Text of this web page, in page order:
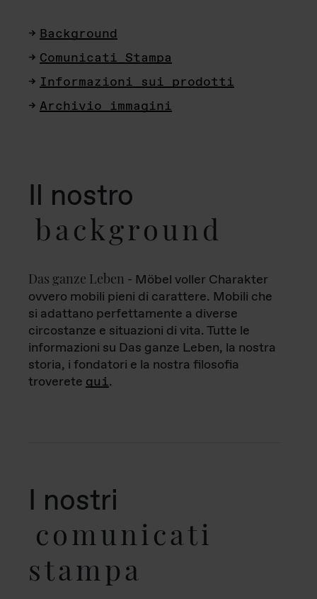
Background
Comunicati Stampa
Informazioni sui prodotti
Archivio immagini
Il nostro
background
Das ganze Leben - Möbel voller Charakter
ovvero mobili pieni di carattere. Mobili che
si adattano perfettamente a diverse
circostanze e situazioni di vita. Tutte le
informazioni su Das ganze Leben, la nostra
storia, i fondatori e la nostra filosofia
troverete qui.
I nostri
comunicati
stampa